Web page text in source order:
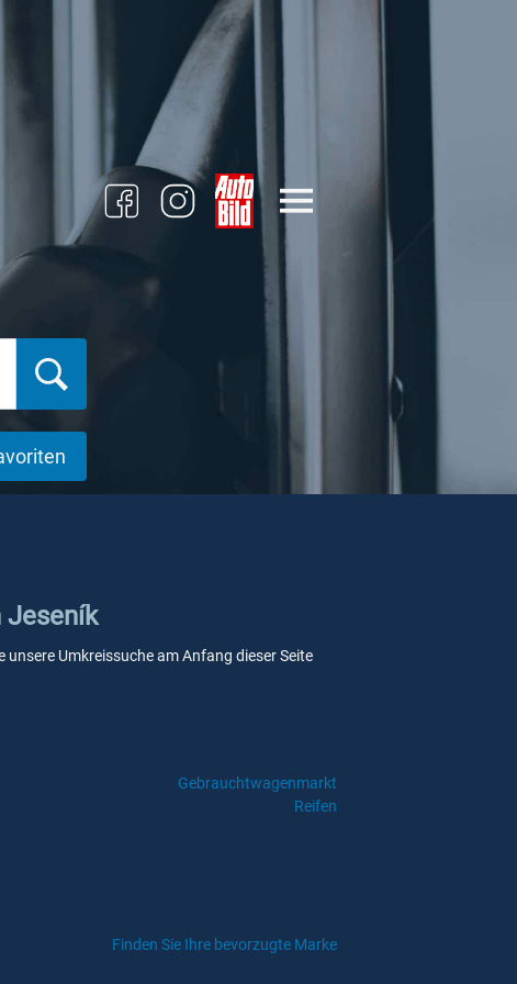
Jeseník
unsere Umkreissuche am Anfang dieser Seite
Gebrauchtwagenmarkt
Reifen
Finden Sie Ihre bevorzugte Marke